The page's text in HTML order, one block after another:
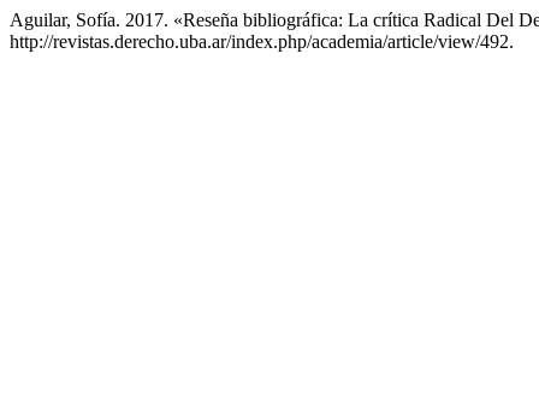
Aguilar, Sofía. 2017. «Reseña bibliográfica: La crítica Radical Del
http://revistas.derecho.uba.ar/index.php/academia/article/view/492.